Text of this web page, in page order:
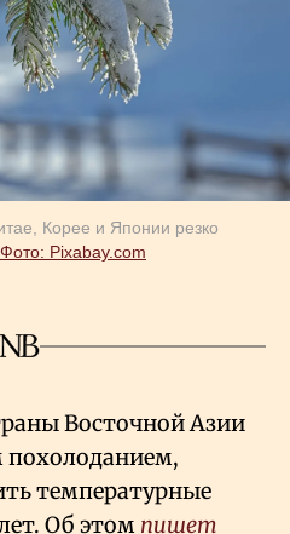
Корее и Японии резко
Фото: Рixabay.com
Восточной Азии
похолоданием,
температурные
Об этом пишет